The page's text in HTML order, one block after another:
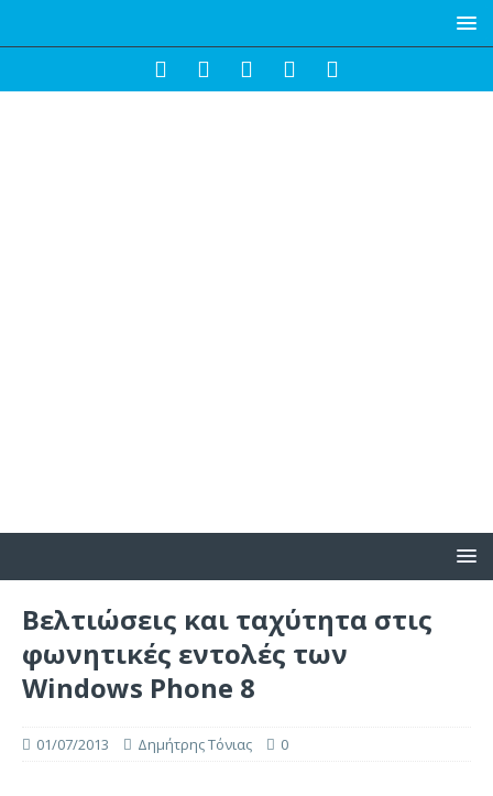
Βελτιώσεις και ταχύτητα στις
φωνητικές εντολές των
Windows Phone 8
01/07/2013 Δημήτρης Τόνιας 0